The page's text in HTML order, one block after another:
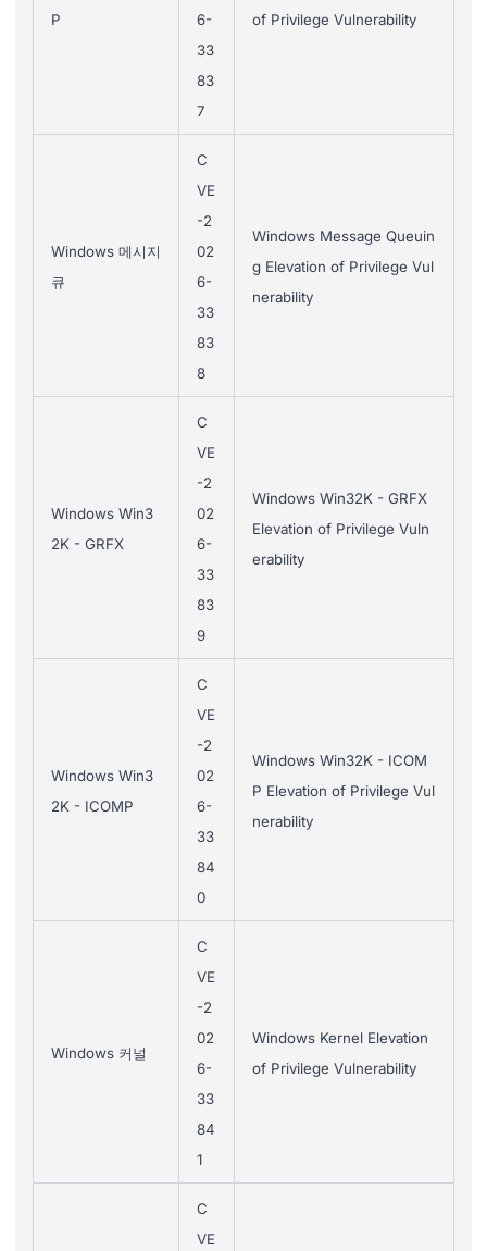
P
6-
33
83
7
of Privilege Vulnerability
Windows 메시지
큐
C
VE
-2
02
6-
33
83
8
Windows Message Queuin
g Elevation of Privilege Vul
nerability
Windows Win3
2K - GRFX
C
VE
-2
02
6-
33
83
9
Windows Win32K - GRFX
Elevation of Privilege Vuln
erability
Windows Win3
2K - ICOMP
C
VE
-2
02
6-
33
84
0
Windows Win32K - ICOM
P Elevation of Privilege Vul
nerability
Windows 커널
C
VE
-2
02
6-
33
84
1
Windows Kernel Elevation
of Privilege Vulnerability
C
VE